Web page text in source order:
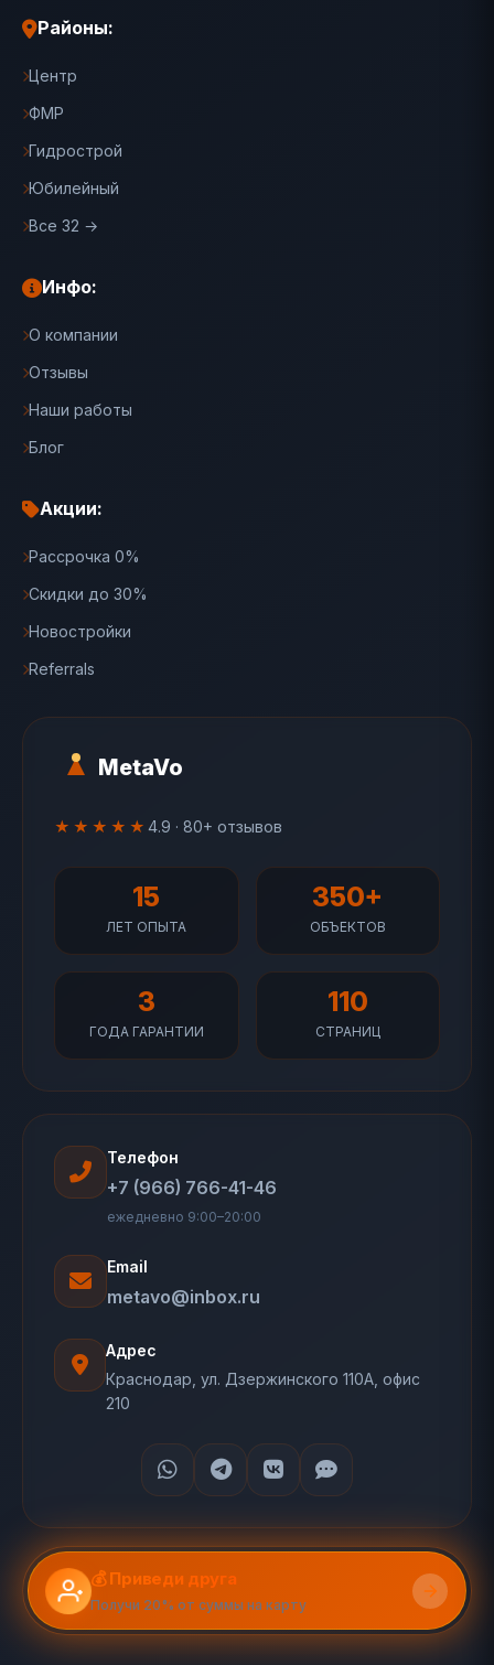
MetaVo
★★★★★ 4.9 · 80+ отзывов
15
ЛЕТ ОПЫТА
350+
ОБЪЕКТОВ
3
ГОДА ГАРАНТИИ
110
СТРАНИЦ
Районы:
Центр
ФМР
Гидрострой
Юбилейный
Все 32 →
Инфо:
О компании
Отзывы
Наши работы
Блог
Акции:
Рассрочка 0%
Скидки до 30%
Новостройки
Referrals
Телефон
+7 (966) 766-41-46
ежедневно 9:00–20:00
Email
metavo@inbox.ru
Адрес
Краснодар, ул. Дзержинского 110А, офис
210
💰 Приведи друга
Получи 20% от суммы на карту